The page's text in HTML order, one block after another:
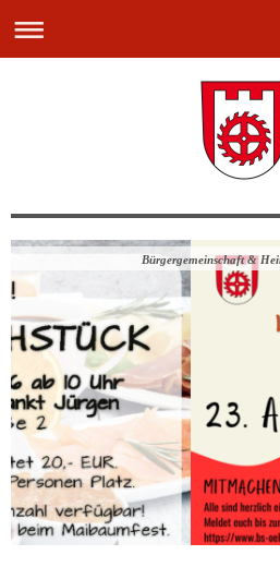
Bürgergemeinschaft &